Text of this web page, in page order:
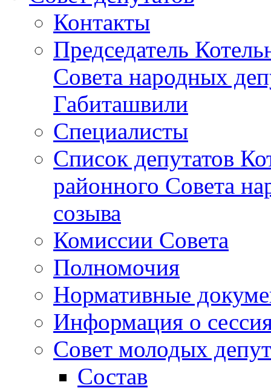
Контакты
Председатель
Совета народных
Габиташвили
Специалисты
Список депутатов
районного Совета
созыва
Комиссии Совета
Полномочия
Нормативные
Информация о
Совет молодых
Состав